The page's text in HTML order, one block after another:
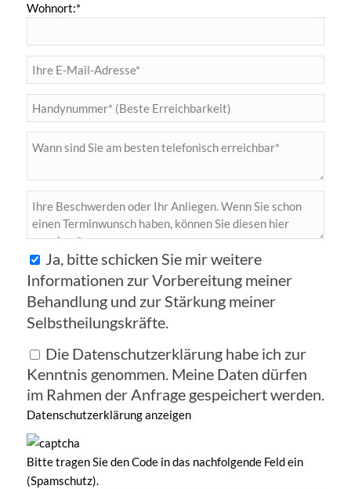
Wohnort:*
Ja, bitte schicken Sie mir weitere
Informationen zur Vorbereitung meiner
Behandlung und zur Stärkung meiner
Selbstheilungskräfte.
Die Datenschutzerklärung habe ich zur
Kenntnis genommen. Meine Daten dürfen
im Rahmen der Anfrage gespeichert werden.
Datenschutzerklärung anzeigen
Bitte tragen Sie den Code in das nachfolgende Feld ein
(Spamschutz).